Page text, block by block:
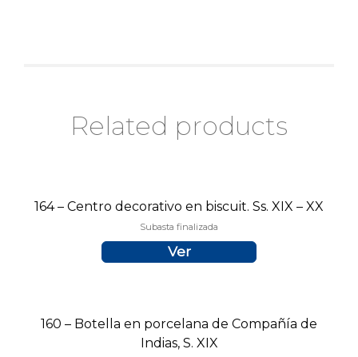
Related products
164 – Centro decorativo en biscuit. Ss. XIX – XX
Subasta finalizada
Ver
160 – Botella en porcelana de Compañía de
Indias, S. XIX